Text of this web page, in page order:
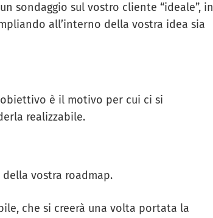
sondaggio sul vostro cliente “ideale”, in
all’interno della vostra idea sia
è il motivo per cui ci si
realizzabile.
vostra roadmap.
che si creerà una volta portata la